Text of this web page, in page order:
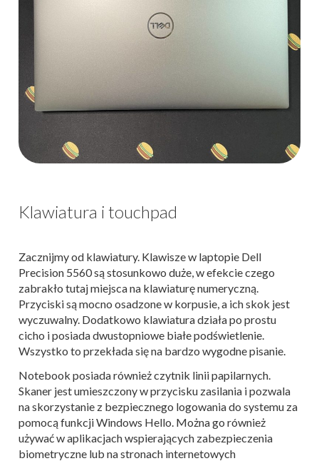
Klawiatura i touchpad
Zacznijmy od klawiatury. Klawisze w laptopie Dell
Precision 5560 są stosunkowo duże, w efekcie czego
zabrakło tutaj miejsca na klawiaturę numeryczną.
Przyciski są mocno osadzone w korpusie, a ich skok jest
wyczuwalny. Dodatkowo klawiatura działa po prostu
cicho i posiada dwustopniowe białe podświetlenie.
Wszystko to przekłada się na bardzo wygodne pisanie.
Notebook posiada również czytnik linii papilarnych.
Skaner jest umieszczony w przycisku zasilania i pozwala
na skorzystanie z bezpiecznego logowania do systemu za
pomocą funkcji Windows Hello. Można go również
używać w aplikacjach wspierających zabezpieczenia
biometryczne lub na stronach internetowych